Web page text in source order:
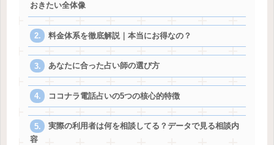
おきたい全体像
料金体系を徹底解説｜本当にお得なの？
あなたに合った占い師の選び方
ココナラ電話占いの5つの核心的特徴
実際の利用者は何を相談してる？データで見る相談内
容